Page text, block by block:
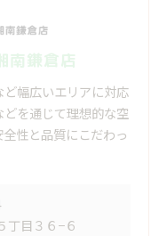
鎌倉店
幅広いエリアに対応
を通じて理想的な空
性と品質にこだわっ
丁目３６−６